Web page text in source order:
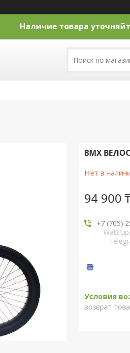
Наличие товара
BMX
Нет в
94 900
+7 (705)
возврат